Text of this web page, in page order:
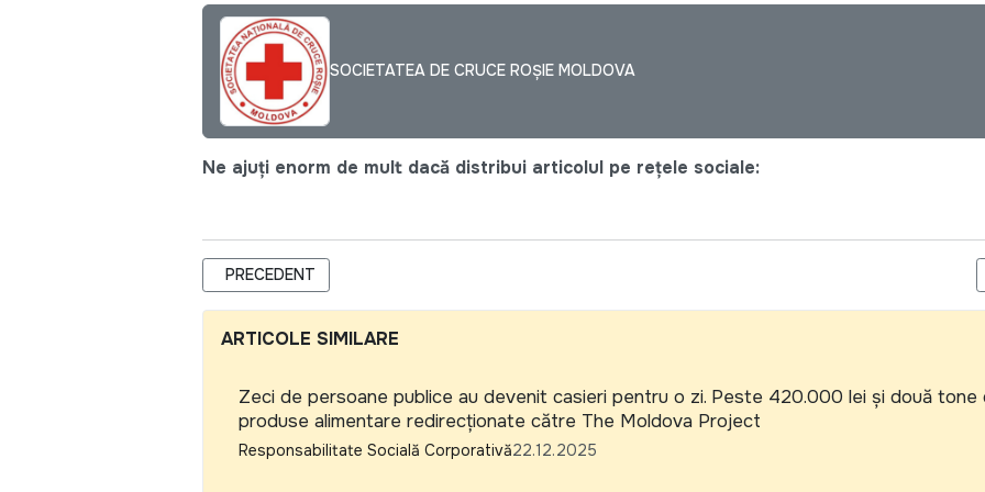
SOCIETATEA DE CRUCE ROȘIE MOLDOVA
Ne ajuți enorm de mult dacă distribui articolul pe rețele sociale:
ARTICOL PRECEDENT: PERSONAL ASSISTANT TO THE AMBASSADOR (EMBASSY OF IRELAND IN
PRECEDENT
ARTICOLE SIMILARE
Zeci de persoane publice au devenit casieri pentru o zi. Peste 420.000 lei și două tone
produse alimentare redirecționate către The Moldova Project
Responsabilitate Socială Corporativă22.12.2025